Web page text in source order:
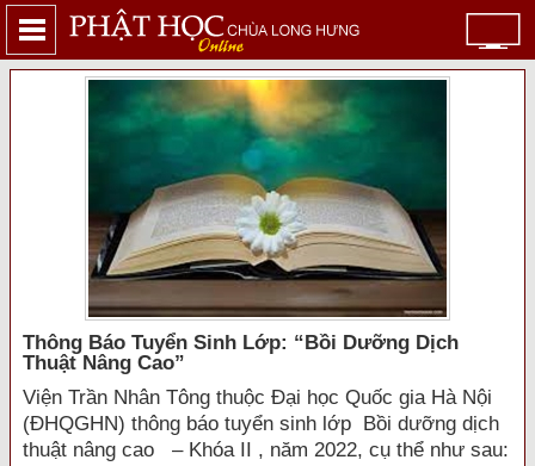
Thông Báo Tuyển Sinh Lớp: “bồi Dưỡng Dịch
Thuật Nâng Cao”
Viện Trần Nhân Tông thuộc Đại học Quốc gia Hà Nội
(ĐHQGHN) thông báo tuyển sinh lớp Bồi dưỡng dịch
thuật nâng cao – Khóa II , năm 2022, cụ thể như sau: